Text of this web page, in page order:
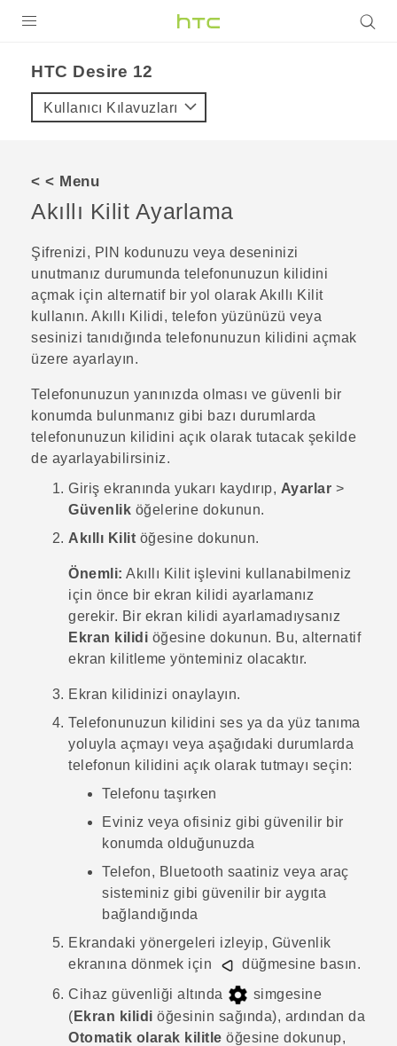
VIVE
VIVERSE
DESTEK
HTC Desire 12‎
Kullanıcı Kılavuzları
< < Menu
Akıllı Kilit Ayarlama
Şifrenizi, PIN kodunuzu veya deseninizi
unutmanız durumunda telefonunuzun kilidini
açmak için alternatif bir yol olarak Akıllı Kilit
kullanın. Akıllı Kilidi, telefon yüzünüzü veya
sesinizi tanıdığında telefonunuzun kilidini açmak
üzere ayarlayın.
Telefonunuzun yanınızda olması ve güvenli bir
konumda bulunmanız gibi bazı durumlarda
telefonunuzun kilidini açık olarak tutacak şekilde
de ayarlayabilirsiniz.
Giriş ekranında yukarı kaydırıp, Ayarlar >
Güvenlik öğelerine dokunun.
Akıllı Kilit öğesine dokunun.
Önemli: Akıllı Kilit işlevini kullanabilmeniz
için önce bir ekran kilidi ayarlamanız
gerekir. Bir ekran kilidi ayarlamadıysanız
Ekran kilidi öğesine dokunun. Bu, alternatif
ekran kilitleme yönteminiz olacaktır.
Ekran kilidinizi onaylayın.
Telefonunuzun kilidini ses ya da yüz tanıma
yoluyla açmayı veya aşağıdaki durumlarda
telefonun kilidini açık olarak tutmayı seçin:
Telefonu taşırken
Eviniz veya ofisiniz gibi güvenilir bir
konumda olduğunuzda
Telefon, Bluetooth saatiniz veya araç
sisteminiz gibi güvenilir bir aygıta
bağlandığında
Ekrandaki yönergeleri izleyip, Güvenlik
ekranına dönmek için
düğmesine basın.
Cihaz güvenliği altında
simgesine
( Ekran kilidi öğesinin sağında), ardından da
Otomatik olarak kilitle öğesine dokunup,